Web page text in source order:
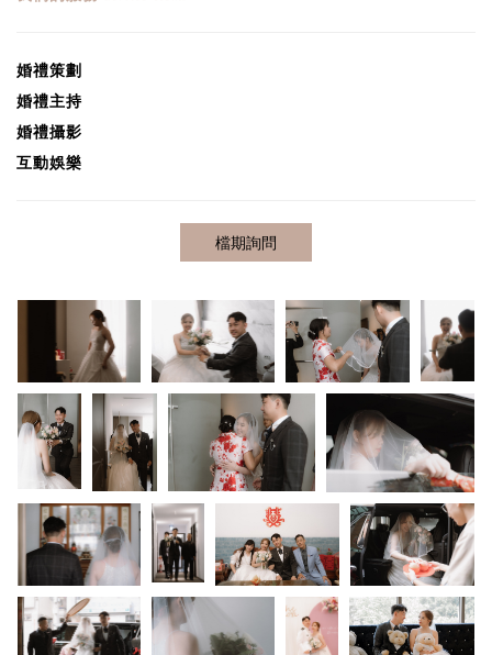
婚禮策劃
婚禮主持
婚禮攝影
互動娛樂